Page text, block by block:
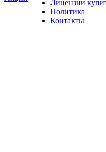
Лицензии
Политика
Контакты